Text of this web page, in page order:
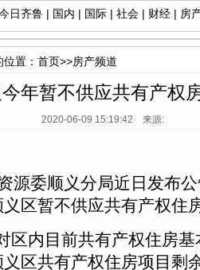
日齐鲁 | 国内 | 国际 | 社会 | 财经 | 房
置： 首页>>房产频道
年暂不供应共有产权
2020-06-09 15:19:42 来源:
源委顺义分局近日发布
区暂不供应共有产权住
内目前共有产权住房基
区共有产权住房项目剩